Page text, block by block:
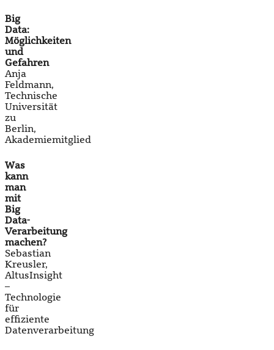
Big
Data:
Möglichkeiten
und
Gefahren
Anja
Feldmann,
Technische
Universität
zu
Berlin,
Akademiemitglied
Was
kann
man
mit
Big
Data-
Verarbeitung
machen?
Sebastian
Kreusler,
AltusInsight
–
Technologie
für
effiziente
Datenverarbeitung